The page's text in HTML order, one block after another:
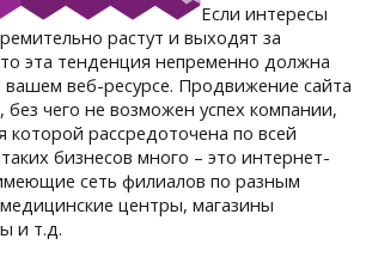
Если интересы
растут и выходят за
эта тенденция непременно должна
вашем веб-ресурсе. Продвижение сайта
без чего не возможен успех компании,
которой рассредоточена по всей
бизнесов много – это интернет-
сеть филиалов по разным
центры, магазины
и т.д.